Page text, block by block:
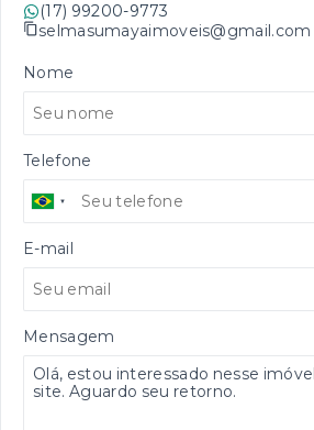
(17) 99200-9773
selmasumayaimoveis@gmail.com
Nome
Telefone
E-mail
Mensagem